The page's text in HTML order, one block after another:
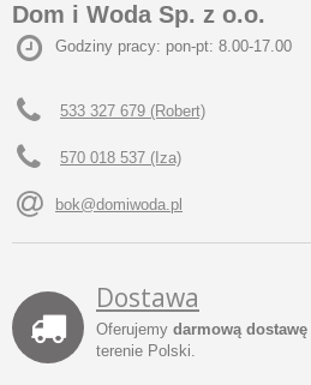
Dom i Woda Sp. z o.o.
Godziny pracy: pon-pt: 8.00-17.00
533 327 679 (Robert)
570 018 537 (Iza)
bok@domiwoda.pl
Dostawa
Oferujemy darmową dostawę
terenie Polski.